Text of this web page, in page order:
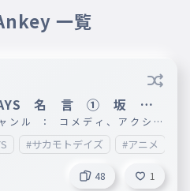
ションデザイナー
一覧
DAYS 名 言 ① 坂 本
ジ ャ ン プ コ ミ ッ ク ス 発 表 号 ： 2020 年 51 号
#サカモトデイズ #アニメ
48 1